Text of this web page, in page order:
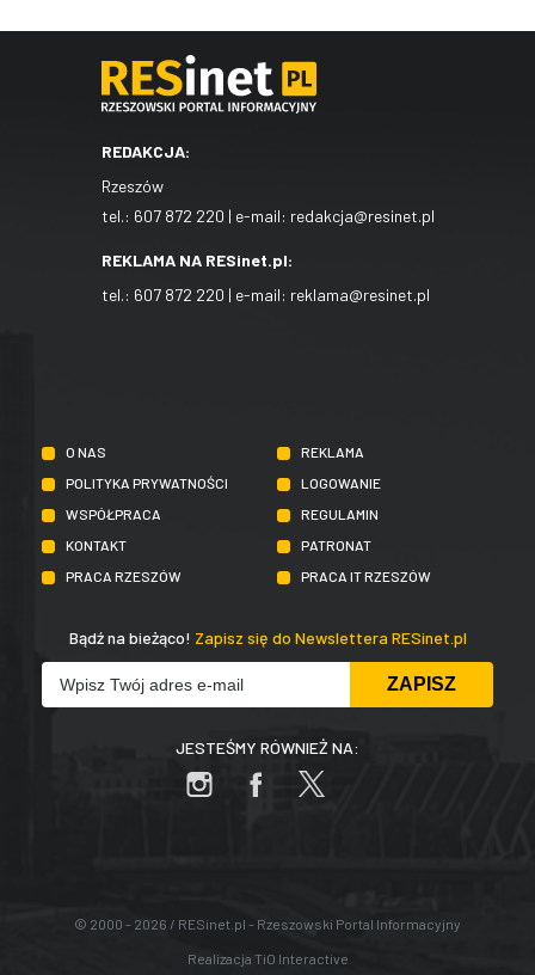
REDAKCJA:
Rzeszów
tel.: 607 872 220 | e-mail: redakcja@resinet.pl
REKLAMA NA RESinet.pl:
tel.: 607 872 220 | e-mail: reklama@resinet.pl
O NAS
REKLAMA
POLITYKA PRYWATNOŚCI
LOGOWANIE
WSPÓŁPRACA
REGULAMIN
KONTAKT
PATRONAT
PRACA RZESZÓW
PRACA IT RZESZÓW
Bądź na bieżąco! Zapisz się do Newslettera RESinet.pl
JESTEŚMY RÓWNIEŻ NA:
© 2000 - 2026 / RESinet.pl - Rzeszowski Portal Informacyjny
Realizacja TiO Interactive